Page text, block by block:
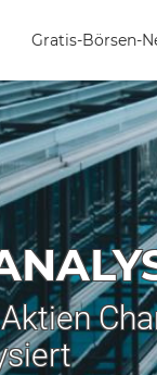
Gratis-Börsen-